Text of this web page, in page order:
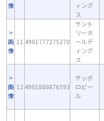
像
ィング
ス
画
像
11 4901777275270
サント
リーホ
ールデ
ィング
ス
画
像
12 4901880876593
サッポ
ロビー
ル